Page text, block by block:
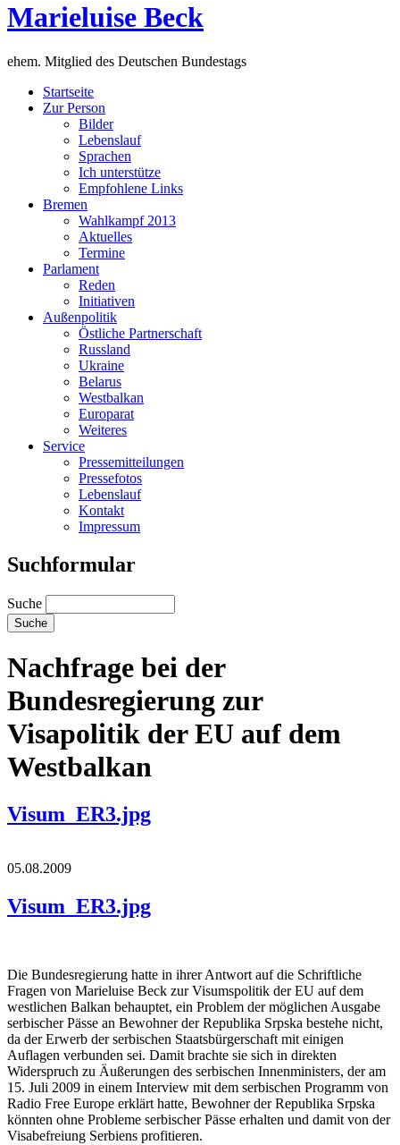
Marieluise Beck
ehem. Mitglied des Deutschen Bundestags
Startseite
Zur Person
Bilder
Lebenslauf
Sprachen
Ich unterstütze
Empfohlene Links
Bremen
Wahlkampf 2013
Aktuelles
Termine
Parlament
Reden
Initiativen
Außenpolitik
Östliche Partnerschaft
Russland
Ukraine
Belarus
Westbalkan
Europarat
Weiteres
Service
Pressemitteilungen
Pressefotos
Lebenslauf
Kontakt
Impressum
Suchformular
Suche
Nachfrage bei der
Bundesregierung zur
Visapolitik der EU auf dem
Westbalkan
Visum_ER3.jpg
05.08.2009
Visum_ER3.jpg
Die Bundesregierung hatte in ihrer Antwort auf die Schriftliche
Fragen von Marieluise Beck zur Visumspolitik der EU auf dem
westlichen Balkan behauptet, ein Problem der möglichen Ausgabe
serbischer Pässe an Bewohner der Republika Srpska bestehe nicht,
da der Erwerb der serbischen Staatsbürgerschaft mit einigen
Auflagen verbunden sei. Damit brachte sie sich in direkten
Widerspruch zu Äußerungen des serbischen Innenministers, der am
15. Juli 2009 in einem Interview mit dem serbischen Programm von
Radio Free Europe erklärt hatte, Bewohner der Republika Srpska
könnten ohne Probleme serbischer Pässe erhalten und damit von der
Visabefreiung Serbiens profitieren.